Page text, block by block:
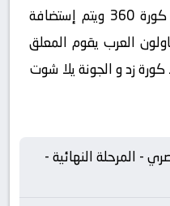
فضائيا على قناة أون سبورت كورة 360 ويتم إستضافة
العرب يقوم المعلق
كورة زد و الجونة يلا شوت
- المرحلة النهائية -